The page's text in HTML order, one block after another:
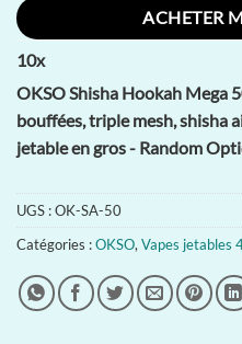
ACHETER
10x
OKSO Shisha Hookah Mega
bouffées, triple mesh, shisha
jetable en gros - Random
UGS :OK-SA-50
Catégories :OKSO, Vapes jetables